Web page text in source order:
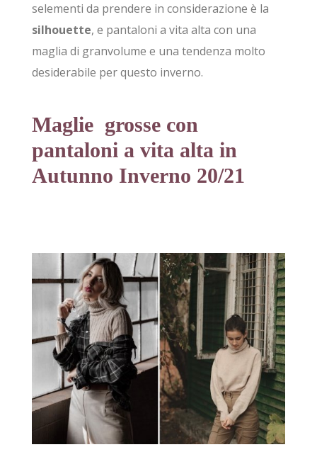
selementi da prendere in considerazione è la
silhouette, e pantaloni a vita alta con una
maglia di granvolume e una tendenza molto
desiderabile per questo inverno.
Maglie grosse con
pantaloni a vita alta in
Autunno Inverno 20/21